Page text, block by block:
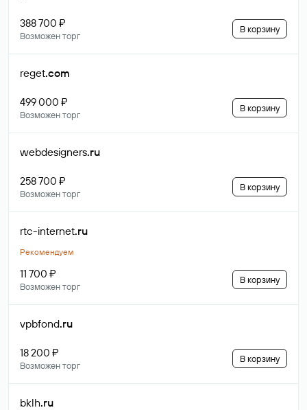
388 700 ₽
Возможен торг
В корзину
reget.com
499 000 ₽
Возможен торг
В корзину
webdesigners.ru
258 700 ₽
Возможен торг
В корзину
rtc-internet.ru
Рекомендуем
11 700 ₽
Возможен торг
В корзину
vpbfond.ru
18 200 ₽
Возможен торг
В корзину
bklh.ru